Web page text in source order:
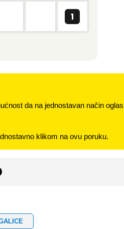
da na jednostavan način
klikom na ovu poruku.